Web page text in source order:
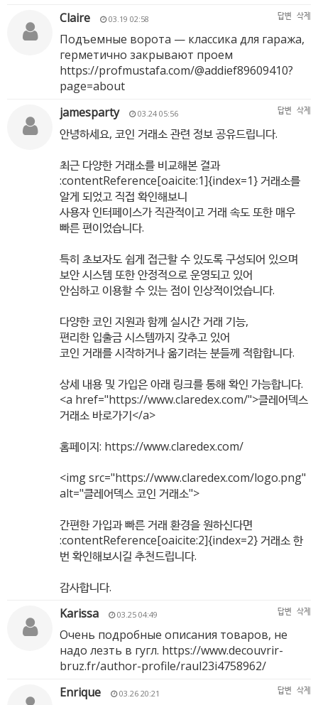
Claire
03.19 02:58 답변 삭제
Подъемные ворота — классика для гаража,
герметично закрывают проем
https://profmustafa.com/@addief89609410?
page=about
jamesparty
03.24 05:56 답변 삭제
안녕하세요, 코인 거래소 관련 정보 공유드립니다.
최근 다양한 거래소를 비교해본 결과
:contentReference[oaicite:1]{index=1} 거래소를
알게 되었고 직접 확인해보니
사용자 인터페이스가 직관적이고 거래 속도 또한 매우
빠른 편이었습니다.
특히 초보자도 쉽게 접근할 수 있도록 구성되어 있으며
보안 시스템 또한 안정적으로 운영되고 있어
안심하고 이용할 수 있는 점이 인상적이었습니다.
다양한 코인 지원과 함께 실시간 거래 기능,
편리한 입출금 시스템까지 갖추고 있어
코인 거래를 시작하거나 옮기려는 분들께 적합합니다.
상세 내용 및 가입은 아래 링크를 통해 확인 가능합니다.
<a href="https://www.claredex.com/">클레어덱스
거래소 바로가기</a>
홈페이지: https://www.claredex.com/
<img src="https://www.claredex.com/logo.png"
alt="클레어덱스 코인 거래소">
간편한 가입과 빠른 거래 환경을 원하신다면
:contentReference[oaicite:2]{index=2} 거래소 한
번 확인해보시길 추천드립니다.
감사합니다.
Karissa
03.25 04:49 답변 삭제
Очень подробные описания товаров, не
надо лезть в гугл. https://www.decouvrir-
bruz.fr/author-profile/raul23i4758962/
Enrique
03.26 20:21 답변 삭제